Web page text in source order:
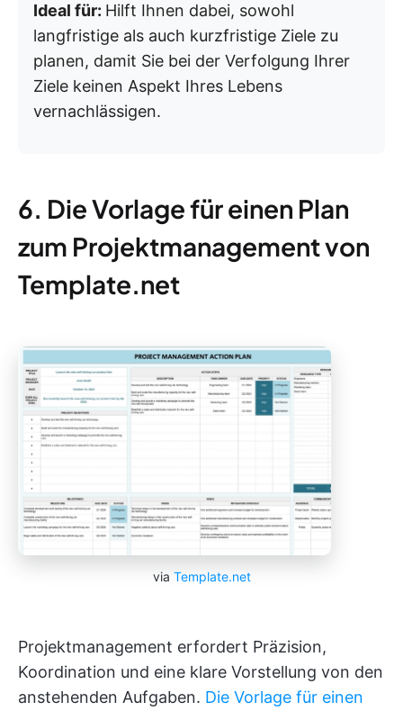
Ideal für: Hilft Ihnen dabei, sowohl
langfristige als auch kurzfristige Ziele zu
planen, damit Sie bei der Verfolgung Ihrer
Ziele keinen Aspekt Ihres Lebens
vernachlässigen.
6. Die Vorlage für einen Plan
zum Projektmanagement von
Template.net
via Template.net
Projektmanagement erfordert Präzision,
Koordination und eine klare Vorstellung von den
anstehenden Aufgaben. Die Vorlage für einen